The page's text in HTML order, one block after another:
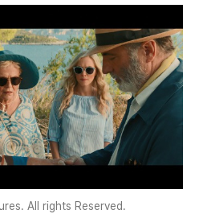
All rights Reserved.